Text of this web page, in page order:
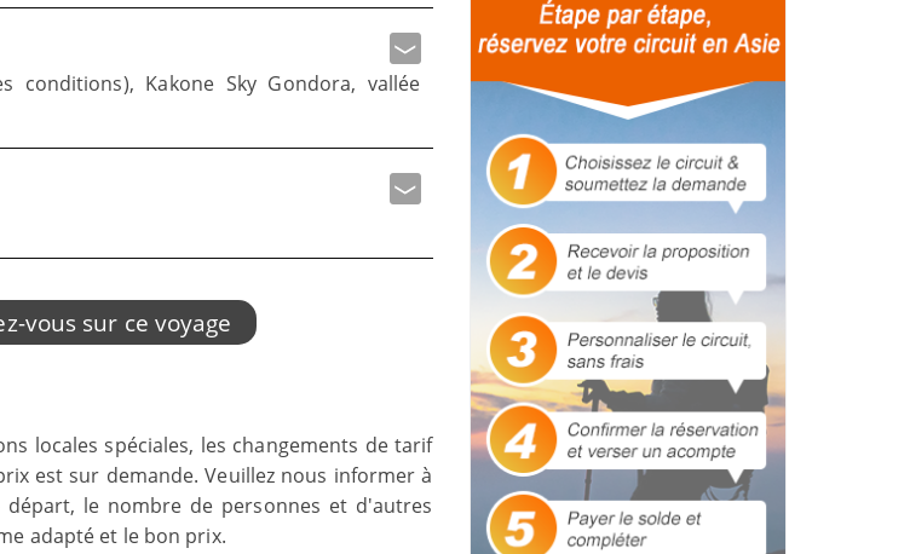
Kakone Sky Gondora, vallée
vous sur ce voyage
locales spéciales, les changements de tarif
est sur demande. Veuillez nous informer à
le nombre de personnes et d'autres
adapté et le bon prix.